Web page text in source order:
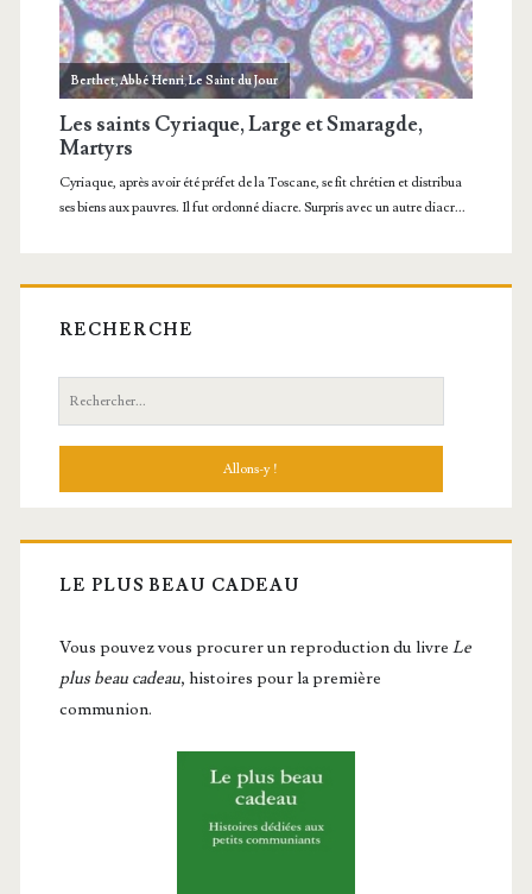
RECHERCHE
Recherche:
LE PLUS BEAU CADEAU
Vous pou­vez vous pro­cu­rer un repro­duc­tion du livre Le
plus beau cadeau, histoires pour la première
communion.